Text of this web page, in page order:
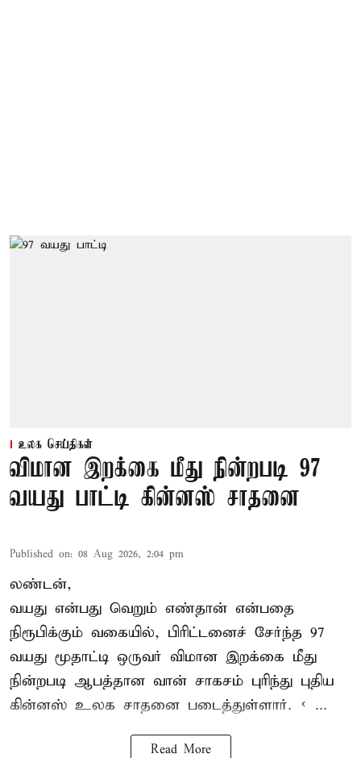
உலக செய்திகள்
விமான இறக்கை மீது நின்றபடி 97
வயது பாட்டி கின்னஸ் சாதனை
Published on: 08 Aug 2026, 2:04 pm
லண்டன்,
வயது என்பது வெறும் எண்தான் என்பதை
நிரூபிக்கும் வகையில், பிரிட்டனைச் சேர்ந்த 97
வயது மூதாட்டி ஒருவர் விமான இறக்கை மீது
நின்றபடி ஆபத்தான வான் சாகசம் புரிந்து புதிய
கின்னஸ் உலக சாதனை படைத்துள்ளார். < ...
Read More